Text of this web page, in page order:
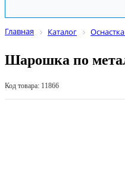
Главная Каталог
Шарошка по
Код товара: 11866